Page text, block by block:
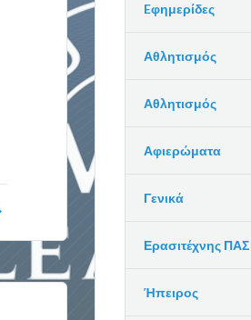
Eφημερίδες
Αθλητισμός
Αθλητισμός
Αφιερώματα
Γενικά
Ερασιτέχνης ΠΑΣ
Ήπειρος